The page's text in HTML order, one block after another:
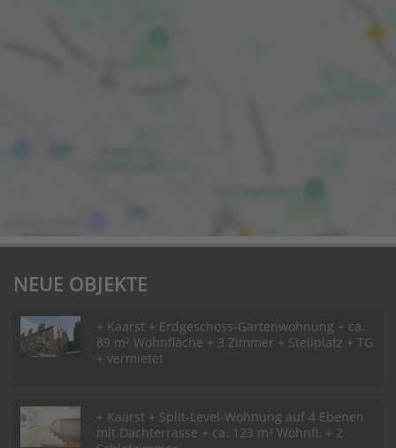
NEUE OBJEKTE
+ Kaarst + Erdgeschoss-Gartenwohnung + ca.
89 m² Wohnfläche + 3 Zimmer + Stellplatz + TG
+ vermietet
+ Kaarst + Split-Level-Wohnung auf 4 Ebenen
mit Dachterrasse + ca. 123 m² Wohnfl. + 2